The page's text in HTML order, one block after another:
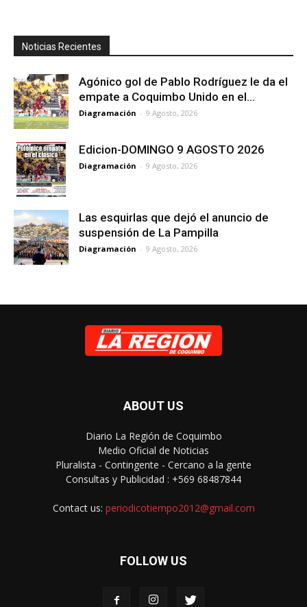
Noticias Recientes
Agónico gol de Pablo Rodríguez le da el
empate a Coquimbo Unido en el...
Diagramación - 9 Agosto, 2026
Edicion-DOMINGO 9 AGOSTO 2026
Diagramación - 9 Agosto, 2026
Las esquirlas que dejó el anuncio de
suspensión de La Pampilla
Diagramación - 9 Agosto, 2026
ABOUT US
Diario La Región de Coquimbo
Medio Oficial de Noticias
Pluralista - Contingente - Cercano a la gente
Consultas y Publicidad : +569 68487844
Contact us: periodicotiempo2012@gmail.com
FOLLOW US